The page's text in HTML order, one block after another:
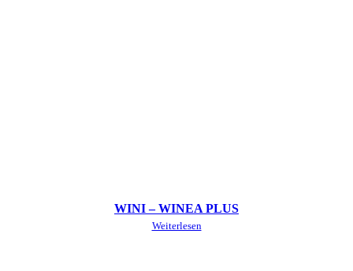
WINI – WINEA PLUS
Weiterlesen